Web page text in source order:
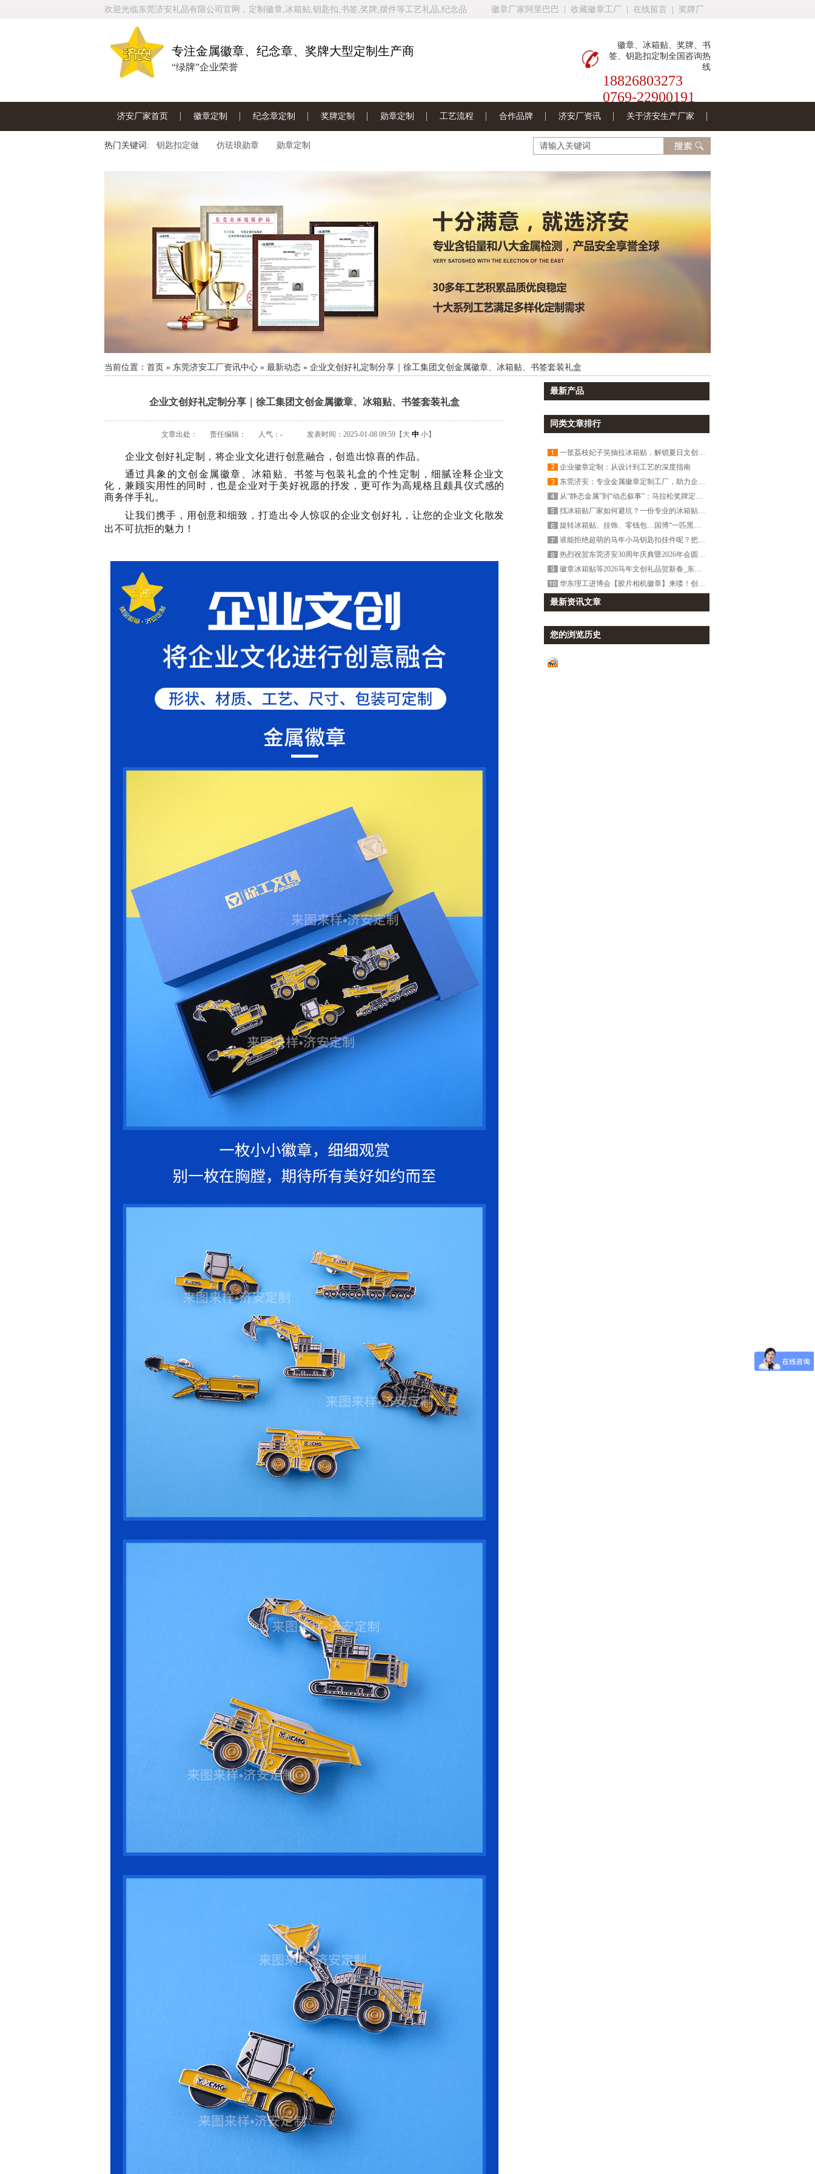
徽章厂家阿里巴巴 收藏徽章工厂 在线留言 奖牌厂
欢迎光临东莞济安礼品有限公司官网，定制徽章,冰箱贴,钥匙扣,书签,奖牌,摆件等工艺礼品,纪念品
专注金属徽章、纪念章、奖牌大型定制生产商
“绿牌”企业荣誉
徽章、冰箱贴、奖牌、书
签、钥匙扣定制全国咨询热
线
18826803273
0769-22900191
济安厂家首页 徽章定制 纪念章定制 奖牌定制 勋章定制 工艺流程 合作品牌 济安厂资讯 关于济安生产厂家
联系济安工厂
热门关键词: 钥匙扣定做 仿珐琅勋章 勋章定制
当前位置： 首页 » 东莞济安工厂资讯中心 » 最新动态 » 企业文创好礼定制分享｜徐工集团文创金属徽章、冰箱贴、书签套装礼盒
企业文创好礼定制分享｜徐工集团文创金属徽章、冰箱贴、书签套装礼盒
文章出处： 责任编辑： 人气： - 发表时间：2025-01-08 09:59【 大 中 小】
企业文创好礼定制， 将企业文化进行创意融合，创造出惊喜的作品。
通过具象的文创金属徽章、冰箱贴、书签与包装礼盒的个性定制，细腻诠释企业文
化，兼顾实用性的同时，也是企业对于美好祝愿的抒发，更可作为高规格且颇具仪式感的
商务伴手礼。
让我们携手，用创意和细致，打造出令人惊叹的企业文创好礼，让您的企业文化散发
出不可抗拒的魅力！
最新产品
同类文章排行
一筐荔枝妃子笑抽拉冰箱贴，解锁夏日文创新宠
企业徽章定制：从设计到工艺的深度指南
东莞济安：专业金属徽章定制工厂，助力企业品牌形象升级
从“静态金属”到“动态叙事”：马拉松奖牌定制的“内卷”与破局！
找冰箱贴厂家如何避坑？一份专业的冰箱贴定制全流程攻略
旋转冰箱贴、挂饰、零钱包…国博“一匹黑马”马年文创出圈了！
谁能拒绝超萌的马年小马钥匙扣挂件呢？把福气“扣”在身边！
热烈祝贺东莞济安30周年庆典暨2026年会圆满成功！
徽章冰箱贴等2026马年文创礼品贺新春_东莞济安礼品定制厂家
华东理工进博会【胶片相机徽章】来喽！创意徽章定格校园青春记忆
最新资讯文章
您的浏览历史